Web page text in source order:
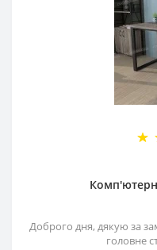
Доброго дня, дякую за
головне